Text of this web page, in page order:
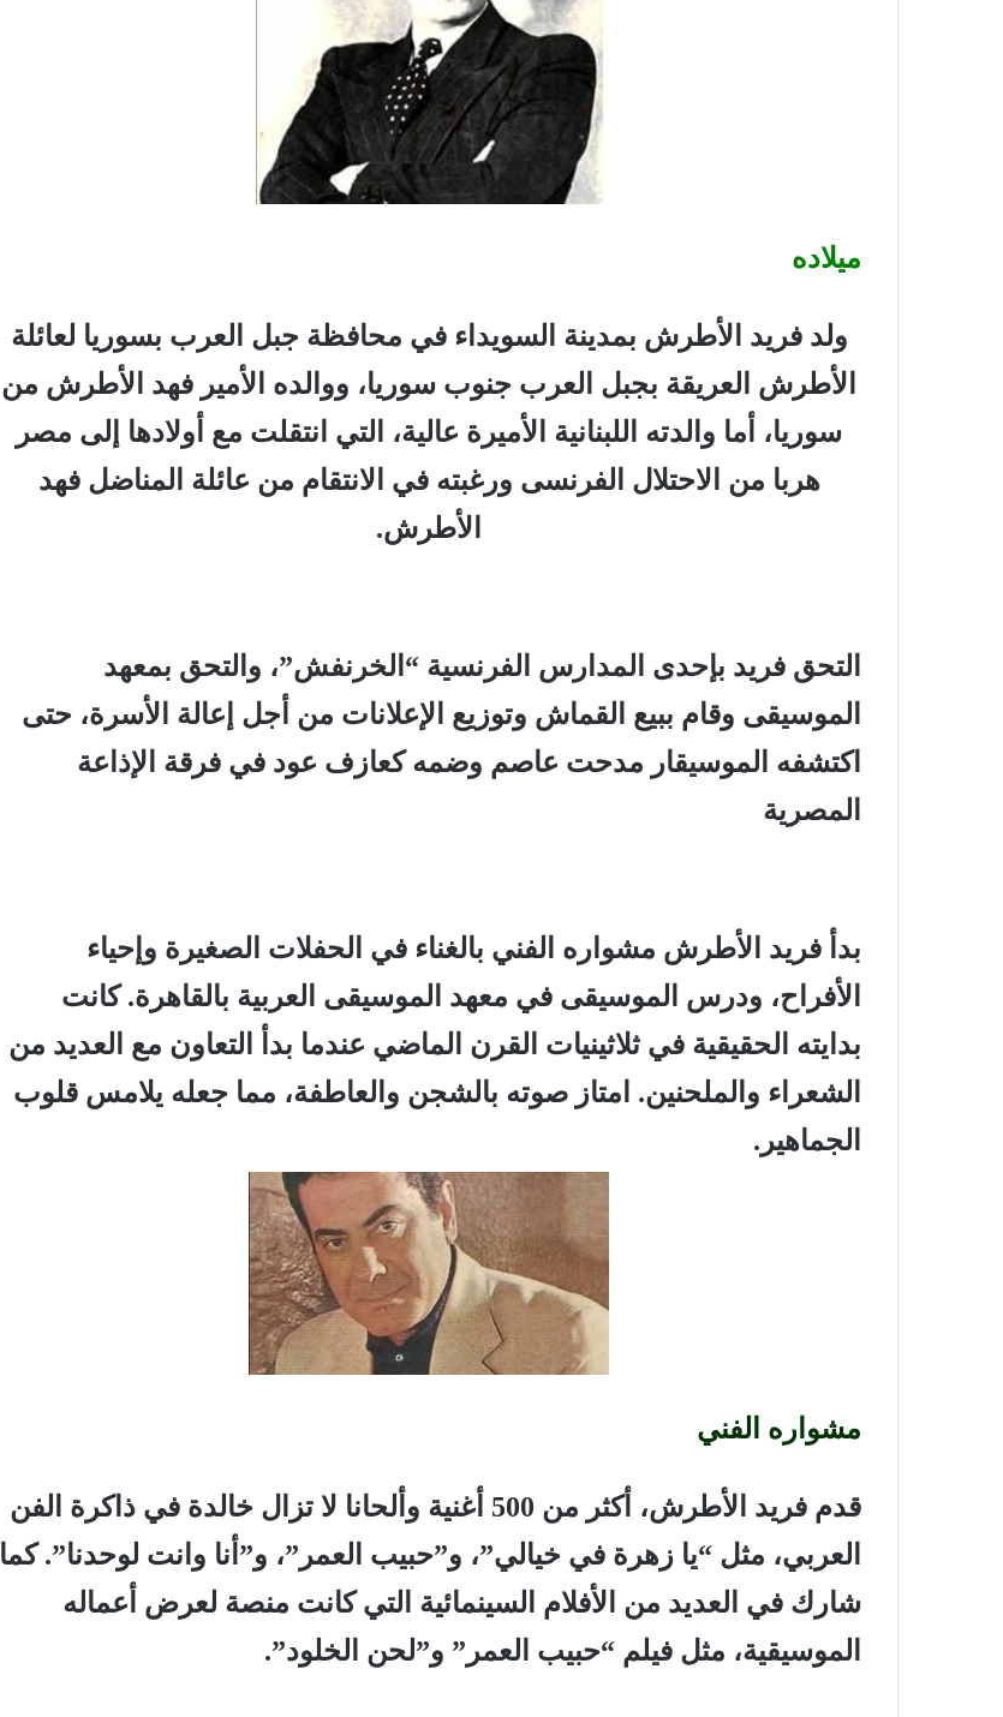
ميلاده
ولد فريد الأطرش بمدينة السويداء في محافظة جبل العرب بسوريا لعائلة
الأطرش العريقة بجبل العرب جنوب سوريا، ووالده الأمير فهد الأطرش من
سوريا، أما والدته اللبنانية الأميرة عالية، التي انتقلت مع أولادها إلى مصر
هربا من الاحتلال الفرنسى ورغبته في الانتقام من عائلة المناضل فهد
الأطرش.
التحق فريد بإحدى المدارس الفرنسية “الخرنفش”، والتحق بمعهد
الموسيقى وقام ببيع القماش وتوزيع الإعلانات من أجل إعالة الأسرة، حتى
اكتشفه الموسيقار مدحت عاصم وضمه كعازف عود في فرقة الإذاعة
المصرية
بدأ فريد الأطرش مشواره الفني بالغناء في الحفلات الصغيرة وإحياء
الأفراح، ودرس الموسيقى في معهد الموسيقى العربية بالقاهرة. كانت
بدايته الحقيقية في ثلاثينيات القرن الماضي عندما بدأ التعاون مع العديد من
الشعراء والملحنين. امتاز صوته بالشجن والعاطفة، مما جعله يلامس قلوب
الجماهير.
مشواره الفني
قدم فريد الأطرش، أكثر من 500 أغنية وألحانا لا تزال خالدة في ذاكرة الفن
العربي، مثل “يا زهرة في خيالي”، و”حبيب العمر”، و”أنا وانت لوحدنا”. كما
شارك في العديد من الأفلام السينمائية التي كانت منصة لعرض أعماله
الموسيقية، مثل فيلم “حبيب العمر” و”لحن الخلود”.